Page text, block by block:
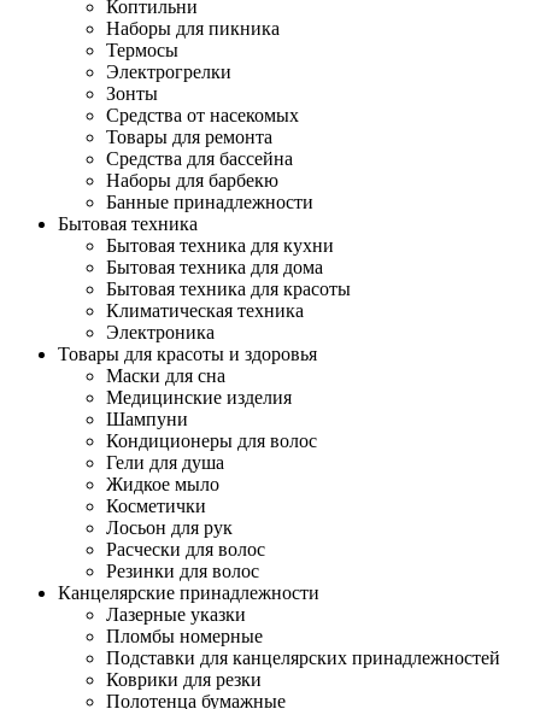
Коптильни
Наборы для пикника
Термосы
Электрогрелки
Зонты
Средства от насекомых
Товары для ремонта
Средства для бассейна
Наборы для барбекю
Банные принадлежности
Бытовая техника
Бытовая техника для кухни
Бытовая техника для дома
Бытовая техника для красоты
Климатическая техника
Электроника
Товары для красоты и здоровья
Маски для сна
Медицинские изделия
Шампуни
Кондиционеры для волос
Гели для душа
Жидкое мыло
Косметички
Лосьон для рук
Расчески для волос
Резинки для волос
Канцелярские принадлежности
Лазерные указки
Пломбы номерные
Подставки для канцелярских принадлежностей
Коврики для резки
Полотенца бумажные